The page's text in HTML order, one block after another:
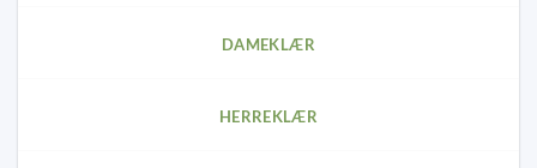
DAMEKLÆR
HERREKLÆR